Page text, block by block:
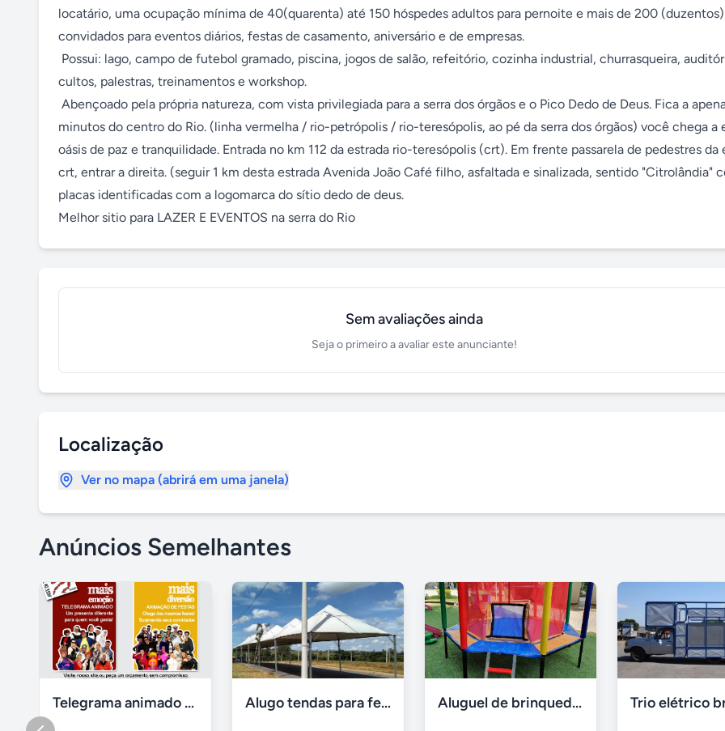
locatário, uma ocupação mínima de 40(quarenta) até 150 hóspedes adultos para pernoite e mais de 200 (duzentos)
convidados para eventos diários, festas de casamento, aniversário e de empresas.
cultos, palestras, treinamentos e workshop.
minutos do centro do Rio. (linha vermelha / rio-petrópolis / rio-teresópolis, ao pé da serra dos órgãos) você chega a
oásis de paz e tranquilidade. Entrada no km 112 da estrada rio-teresópolis (crt). Em frente passarela de pedestres da
crt, entrar a direita. (seguir 1 km desta estrada Avenida João Café filho, asfaltada e sinalizada, sentido "Citrolândia"
placas identificadas com a logomarca do sítio dedo de deus.
Melhor sitio para LAZER E EVENTOS na serra do Rio
Sem avaliações ainda
Seja o primeiro a avaliar este anunciante!
Localização
Ver no mapa (abrirá em uma janela)
Anúncios Semelhantes
Telegrama animado - festas - presentes e eventos Alugo tendas para festa em caçapava e região Aluguel de brinquedos Trio elétrico